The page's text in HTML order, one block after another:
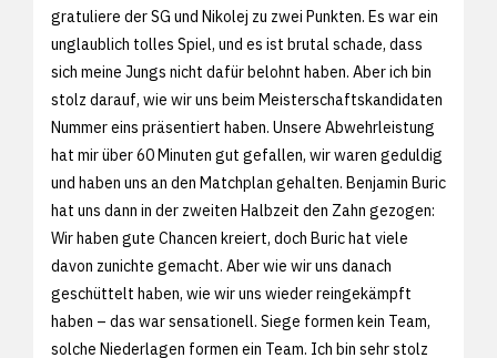
gratuliere der SG und Nikolej zu zwei Punkten. Es war ein
unglaublich tolles Spiel, und es ist brutal schade, dass
sich meine Jungs nicht dafür belohnt haben. Aber ich bin
stolz darauf, wie wir uns beim Meisterschaftskandidaten
Nummer eins präsentiert haben. Unsere Abwehrleistung
hat mir über 60 Minuten gut gefallen, wir waren geduldig
und haben uns an den Matchplan gehalten. Benjamin Buric
hat uns dann in der zweiten Halbzeit den Zahn gezogen:
Wir haben gute Chancen kreiert, doch Buric hat viele
davon zunichte gemacht. Aber wie wir uns danach
geschüttelt haben, wie wir uns wieder reingekämpft
haben – das war sensationell. Siege formen kein Team,
solche Niederlagen formen ein Team. Ich bin sehr stolz